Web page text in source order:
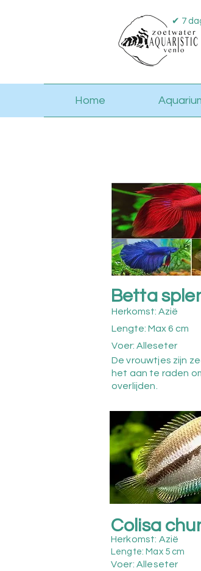
✔ 7
Home
Betta
Herkomst: Azië
Lengte: Max 6 cm
Voer: Alleseter
De vrouwtjes zijn
het aan te raden
overlijden.
Colisa
Herkomst: Azië
Lengte: Max 5 cm
Voer: Alleseter